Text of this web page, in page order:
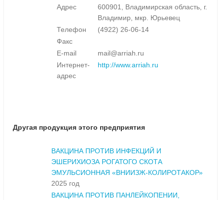
Адрес
600901, Владимирская область, г.
Владимир, мкр. Юрьевец
Телефон
(4922) 26-06-14
Факс
E-mail
mail@arriah.ru
Интернет-
адрес
http://www.arriah.ru
Другая продукция этого предприятия
ВАКЦИНА ПРОТИВ ИНФЕКЦИЙ И
ЭШЕРИХИОЗА РОГАТОГО СКОТА
ЭМУЛЬСИОННАЯ «ВНИИЗЖ-КОЛИРОТАКОР»
2025 год
ВАКЦИНА ПРОТИВ ПАНЛЕЙКОПЕНИИ,